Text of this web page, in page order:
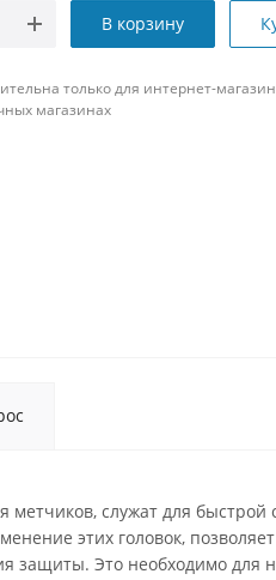
В корзину
только для интернет-
магазинах
служат для быстрой
этих головок,
защиты. Это необходимо для